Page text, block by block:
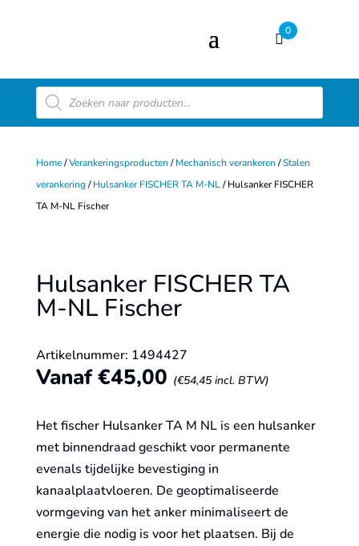
0
Producten
zoeken
Home/Verankeringsproducten /Mechanisch verankeren /Stalen
verankering/Hulsanker FISCHER TA M-NL/ Hulsanker FISCHER
TA M-NL Fischer
Hulsanker FISCHER TA
M-NL Fischer
Artikelnummer: 1494427
Vanaf €45,00 (€54,45incl. BTW)
Het fischer Hulsanker TA M NL is een hulsanker
met binnendraad geschikt voor permanente
evenals tijdelijke bevestiging in
kanaalplaatvloeren. De geoptimaliseerde
vormgeving van het anker minimaliseert de
energie die nodig is voor het plaatsen. Bij de